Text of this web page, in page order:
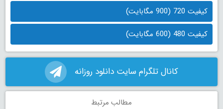
کیفیت 720 (900 مگابایت)
کیفیت 480 (600 مگابایت)
کانال تلگرام سایت دانلود روزانه
مطالب مرتبط